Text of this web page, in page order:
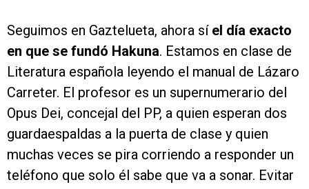
Seguimos en Gaztelueta, ahora sí el día exacto
en que se fundó Hakuna. Estamos en clase de
Literatura española leyendo el manual de Lázaro
Carreter. El profesor es un supernumerario del
Opus Dei, concejal del PP, a quien esperan dos
guardaespaldas a la puerta de clase y quien
muchas veces se pira corriendo a responder un
teléfono que solo él sabe que va a sonar. Evitar